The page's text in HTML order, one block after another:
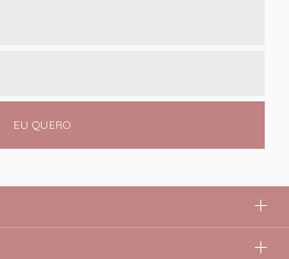
EU QUERO